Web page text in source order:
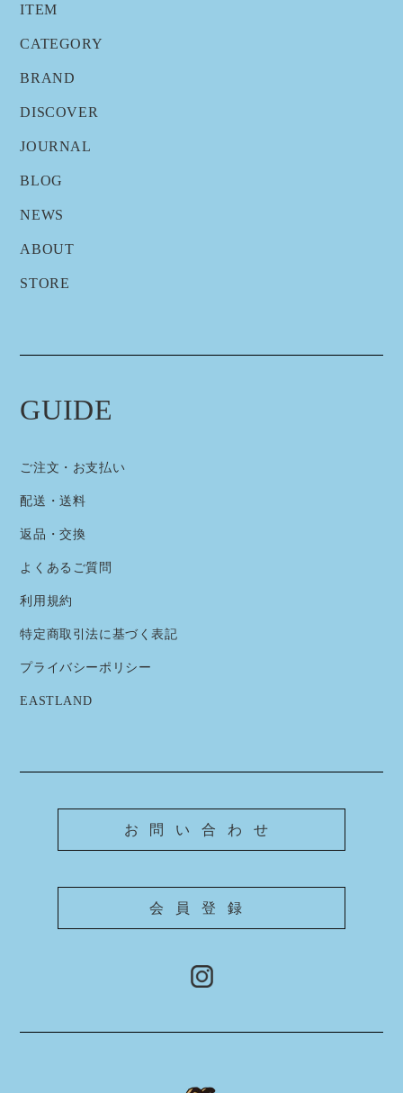
ITEM
CATEGORY
BRAND
DISCOVER
JOURNAL
BLOG
NEWS
ABOUT
STORE
GUIDE
ご注文・お支払い
配送・送料
返品・交換
よくあるご質問
利用規約
特定商取引法に基づく表記
プライバシーポリシー
EASTLAND
お問い合わせ
会員登録